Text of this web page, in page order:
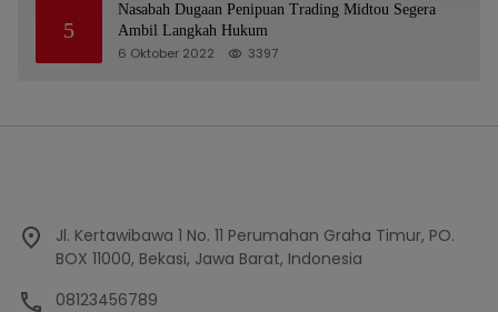
5
Nasabah Dugaan Penipuan Trading Midtou Segera
Ambil Langkah Hukum
6 Oktober 2022 3397
Jl. Kertawibawa 1 No. 11 Perumahan Graha Timur, PO.
BOX 11000, Bekasi, Jawa Barat, Indonesia
08123456789